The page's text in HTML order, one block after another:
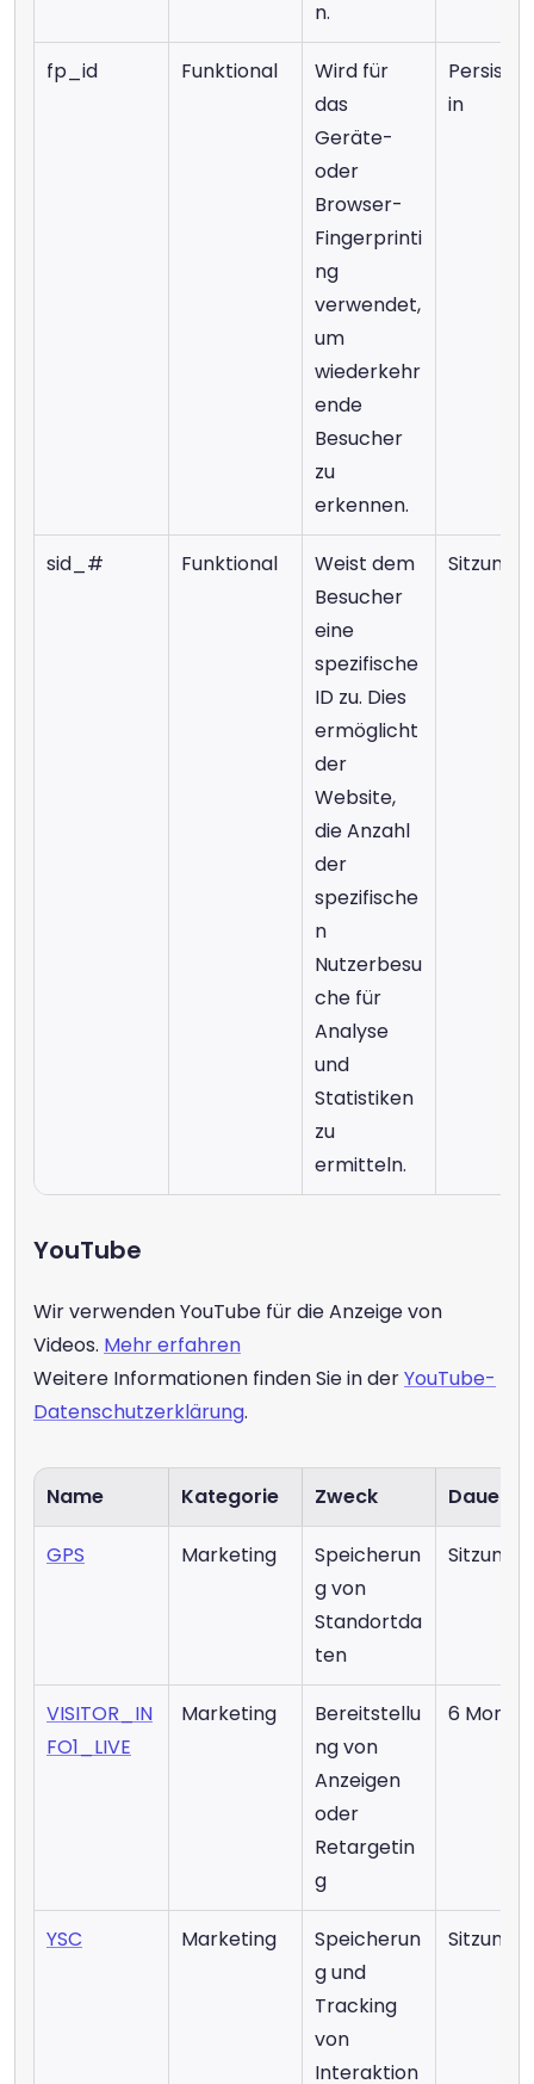
n.
fp_id Funktional
Wird für
das
Geräte-
oder
Browser-
Fingerprinti
ng
verwendet,
um
wiederkehr
ende
Besucher
zu
erkennen.
in
sid_# Funktional
Weist dem
Besucher
eine
spezifische
ID zu. Dies
ermöglicht
der
Website,
die Anzahl
der
spezifische
n
Nutzerbesu
che für
Analyse
und
Statistiken
zu
ermitteln.
Sitzung
YouTube
Wir verwenden YouTube für die Anzeige von
Videos. Mehr erfahren
Weitere Informationen finden Sie in der YouTube-
Datenschutzerklärung.
Name Kategorie Zweck Dauer
GPS Marketing
Speicherun
g von
Standortda
ten
Sitzung
VISITOR_IN
FO1_LIVE
Marketing
Bereitstellu
ng von
Anzeigen
oder
Retargetin
g
6
YSC Marketing
Speicherun
g und
Tracking
von
Interaktion
Sitzung